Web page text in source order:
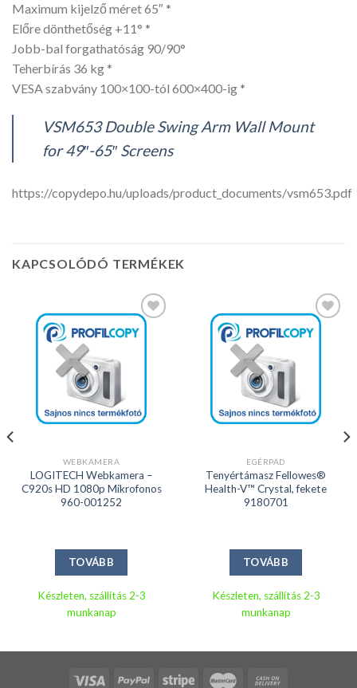
Maximum kijelző méret 65″ *
Előre dönthetőség +11° *
Jobb-bal forgathatóság 90/90°
Teherbírás 36 kg *
VESA szabvány 100×100-tól 600×400-ig *
VSM653 Double Swing Arm Wall Mount
for 49″-65″ Screens
https://copydepo.hu/uploads/product_documents/vsm653.pdf
KAPCSOLÓDÓ TERMÉKEK
Kedvencekhez
WEBKAMERA
LOGITECH Webkamera –
C920s HD 1080p Mikrofonos
960-001252
TOVÁBB
Készleten, szállítás 2-3
munkanap
Kedvencekhez
EGÉRPAD
Tenyértámasz Fellowes®
Health-V™ Crystal, fekete
9180701
TOVÁBB
Készleten, szállítás 2-3
munkanap